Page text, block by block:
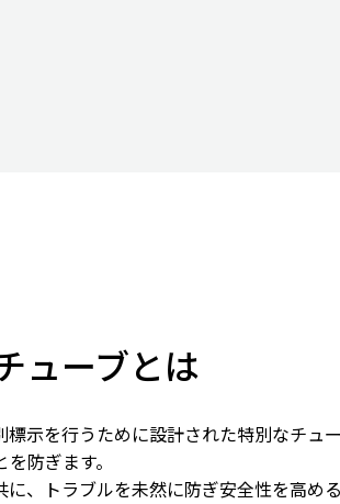
ューブとは
示を行うために設計された特別なチュ
防ぎます。
、トラブルを未然に防ぎ安全性を高める